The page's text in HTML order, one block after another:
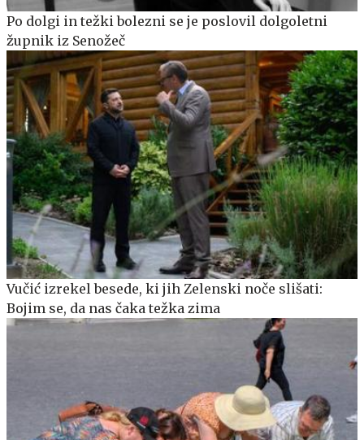
Po dolgi in težki bolezni se je poslovil dolgoletni
župnik iz Senožeč
Vučić izrekel besede, ki jih Zelenski noče slišati:
Bojim se, da nas čaka težka zima